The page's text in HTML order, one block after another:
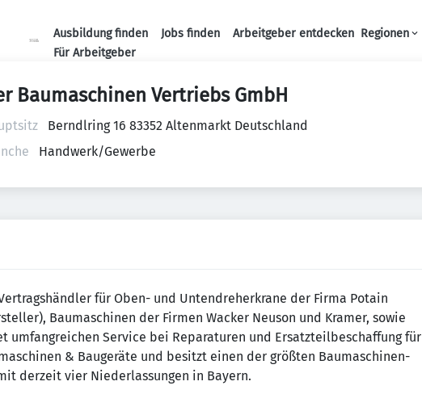
Ausbildung finden Jobs finden Arbeitgeber entdecken Regionen
Für Arbeitgeber
Baumaschinen Vertriebs GmbH
Berndlring 16 83352 Altenmarkt Deutschland
Handwerk/Gewerbe
für Oben- und Untendreherkrane der Firma Potain
Baumaschinen der Firmen Wacker Neuson und Kramer, sowie
umfangreichen Service bei Reparaturen und Ersatzteilbeschaffung für
& Baugeräte und besitzt einen der größten Baumaschinen-
derzeit vier Niederlassungen in Bayern.